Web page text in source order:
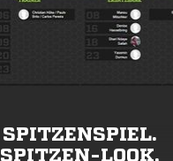
SPITZENSPIEL.
SPITZEN-LOOK.